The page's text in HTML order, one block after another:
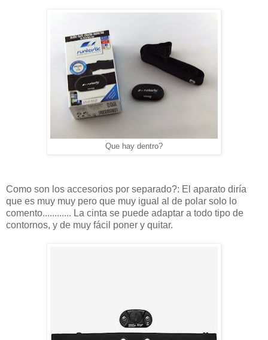
Que hay dentro?
Como son los accesorios por separado?: El aparato diría
que es muy muy pero que muy igual al de polar solo lo
comento............ La cinta se puede adaptar a todo tipo de
contornos, y de muy fácil poner y quitar.